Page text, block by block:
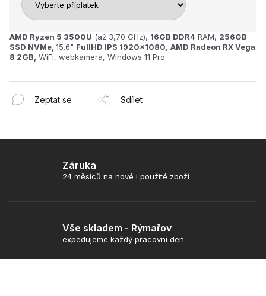
AMD Ryzen 5 3500U (až 3,70 GHz), 16GB DDR4 RAM, 256GB
SSD NVMe, 15.6" FullHD IPS 1920x1080, AMD Radeon RX Vega
8 2GB, WiFi, webkamera, Windows 11 Pro
Zeptat se Sdílet
Záruka
24 měsíců na nové i použité zboží
Vše skladem - Rýmařov
expedujeme každý pracovní den